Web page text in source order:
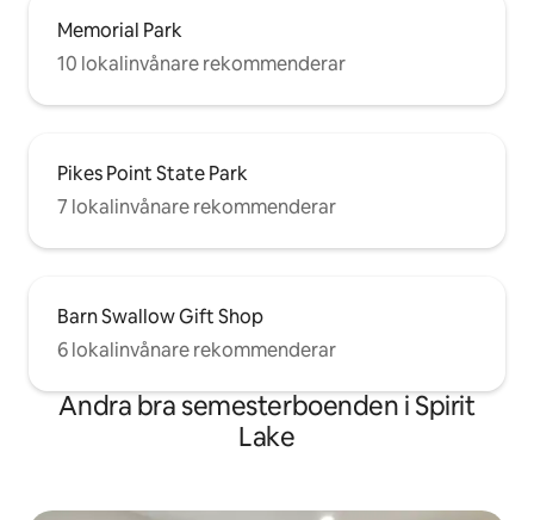
Memorial Park
10 lokalinvånare rekommenderar
Pikes Point State Park
7 lokalinvånare rekommenderar
Barn Swallow Gift Shop
6 lokalinvånare rekommenderar
Andra bra semesterboenden i Spirit
Lake